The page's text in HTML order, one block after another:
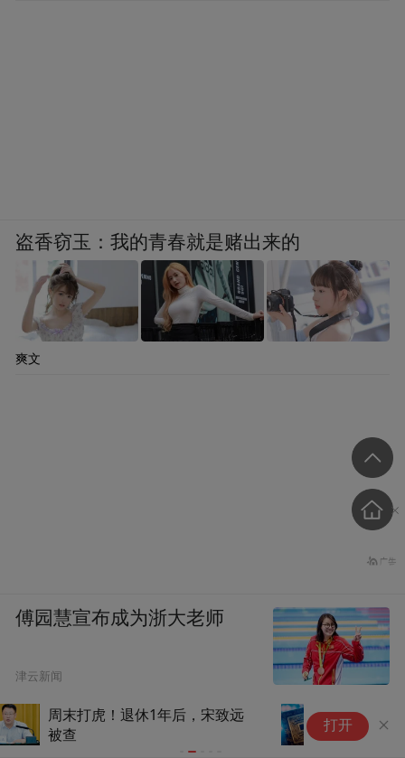
美国要卡中国光模块的脖子，不
打开
盗香窃玉：我的青春就是赌出来的
爽文
傅园慧宣布成为浙大老师
津云新闻